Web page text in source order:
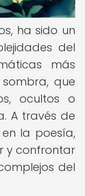
ha sido un
del
más
que
ocultos o
A través de
la poesía,
y confrontar
del